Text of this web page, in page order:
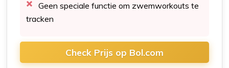
Geen speciale functie om zwemworkouts te
tracken
Check Prijs op Bol.com